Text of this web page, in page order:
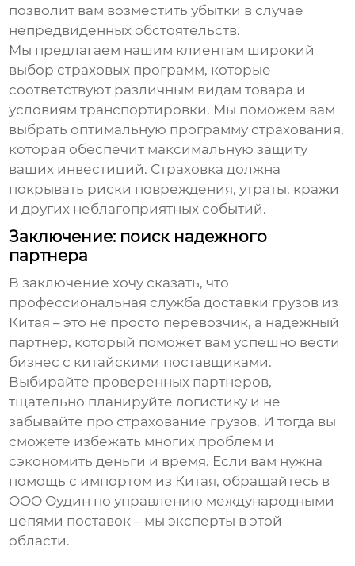
позволит вам возместить убытки в случае
непредвиденных обстоятельств.
Мы предлагаем нашим клиентам широкий
выбор страховых программ, которые
соответствуют различным видам товара и
условиям транспортировки. Мы поможем вам
выбрать оптимальную программу страхования,
которая обеспечит максимальную защиту
ваших инвестиций. Страховка должна
покрывать риски повреждения, утраты, кражи
и других неблагоприятных событий.
Заключение: поиск надежного
партнера
В заключение хочу сказать, что
профессиональная служба доставки грузов из
Китая – это не просто перевозчик, а надежный
партнер, который поможет вам успешно вести
бизнес с китайскими поставщиками.
Выбирайте проверенных партнеров,
тщательно планируйте логистику и не
забывайте про страхование грузов. И тогда вы
сможете избежать многих проблем и
сэкономить деньги и время. Если вам нужна
помощь с импортом из Китая, обращайтесь в
ООО Оудин по управлению международными
цепями поставок – мы эксперты в этой
области.